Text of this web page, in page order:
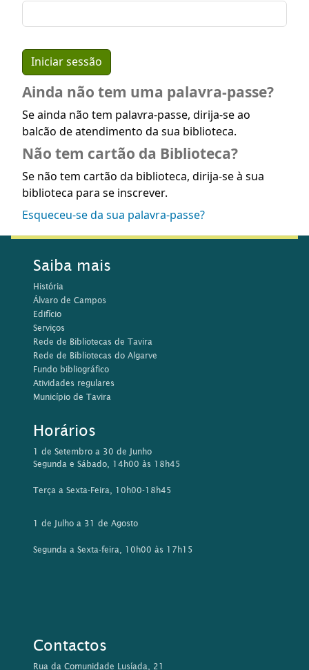
Ainda não tem uma palavra-passe?
Se ainda não tem palavra-passe, dirija-se ao
balcão de atendimento da sua biblioteca.
Não tem cartão da Biblioteca?
Se não tem cartão da biblioteca, dirija-se à sua
biblioteca para se inscrever.
Esqueceu-se da sua palavra-passe?
Saiba mais
História
Álvaro de Campos
Edifício
Serviços
Rede de Bibliotecas de Tavira
Rede de Bibliotecas do Algarve
Fundo bibliográfico
Atividades regulares
Município de Tavira
Horários
1 de Setembro a 30 de Junho
Segunda e Sábado, 14h00 às 18h45
Terça a Sexta-Feira, 10h00-18h45
1 de Julho a 31 de Agosto
Segunda a Sexta-feira, 10h00 às 17h15
Contactos
Rua da Comunidade Lusíada, 21